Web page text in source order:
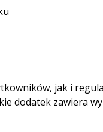
jak i
dodatek zawiera